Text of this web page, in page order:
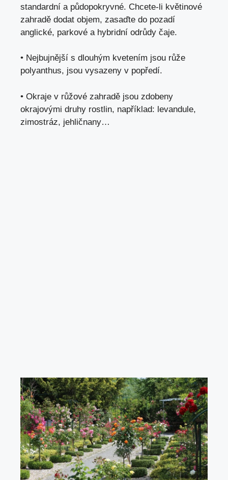
standardní a půdopokryvné. Chcete-li květinové
zahradě dodat objem, zasaďte do pozadí
anglické, parkové a hybridní odrůdy čaje.
• Nejbujnější s dlouhým kvetením jsou růže
polyanthus, jsou vysazeny v popředí.
• Okraje v růžové zahradě jsou zdobeny
okrajovými druhy rostlin, například: levandule,
zimostráz, jehličnany…